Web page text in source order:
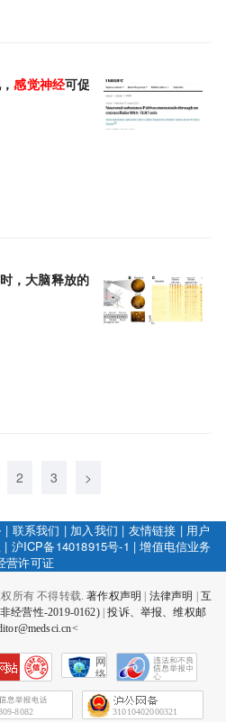
感觉神经可促进乳腺癌转移，常用止
，大脑释放的蛋白会随脑脊液流动，
2 3 >
| 联系我们 | 加入我们 | 友情链接 | 用户
| 沪ICP备14018915号-1 |增值电信业务
营许可证
权所有 不得转载.著作权声明 法律声明
互
经营性-2019-0162)|投诉、举报、维权邮
网
络
会
征
8082 31010402000321